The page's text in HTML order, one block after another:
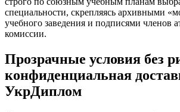
специальности, скрепляясь архивными
учебного заведения и подписями членов
комиссии.
Прозрачные условия без
конфиденциальная
УкрДиплом